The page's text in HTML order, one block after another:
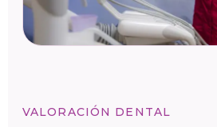
VALORACIÓN DENTAL